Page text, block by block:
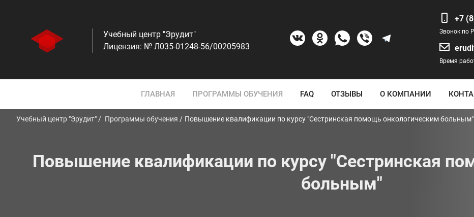
Учебный центр "Эрудит"
Лицензия: № Л035-01248-56/00205983
+7
Звонок по
Время
ГЛАВНАЯ ПРОГРАММЫ ОБУЧЕНИЯ FAQ ОТЗЫВЫ О КОМПАНИИ
Учебный центр "Эрудит" Программы обучения Повышение квалификации по курсу "Сестринская помощь онкологическим больным"
Повышение квалификации по курсу "Сестринская
больным"